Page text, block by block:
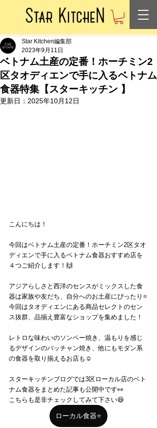
ベトナム土産の定番！ホーチミン2
区タオディエンで手に入るベトナム
食器特集【スターキッチン 】
Star Kitchen編集部
2023年9月11日
更新日： 2025年10月12日
こんにちは！
今回はベトナム土産の定番！ホーチミン2区タオ
ディエンで手に入るベトナム食器おすすめ店を
４つご紹介します！🙌
アジアらしさと西洋のセンスがミックスした食
器は家族や友だち、自分へのお土産にぴったり⭐️
今回はタオディエンにある商品セレクトのセン
ス抜群、品揃え豊富なショップを集めました！
レトロな味わいのソンベー焼き、温もりを感じ
るデザインのバッチャン焼き、他にもモダン系
の食器を取り揃えるお店も☺️
スターキッチンブログでは3区ローカル店のベト
ナム食器をまとめた記事も公開中です👀
こちらも是非チェックしてみて下さい😆
ローカル食器⭐️